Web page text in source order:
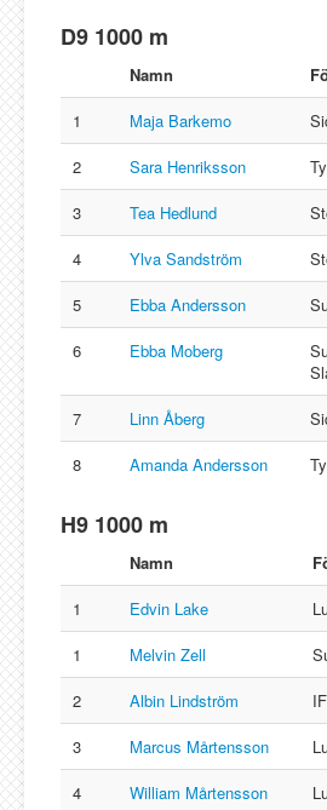
D9 1000 m
Namn
1
Maja Barkemo
2
Sara Henriksson
3
Tea Hedlund
4
Ylva Sandström
5
Ebba Andersson
6
Ebba Moberg
7
Linn Åberg
8
Amanda Andersson
H9 1000 m
Namn
1
Edvin Lake
1
Melvin Zell
2
Albin Lindström
3
Marcus Mårtensson
4
William Mårtensson